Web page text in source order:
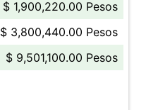
$ 1,900,220.00 Pesos
$ 3,800,440.00 Pesos
$ 9,501,100.00 Pesos